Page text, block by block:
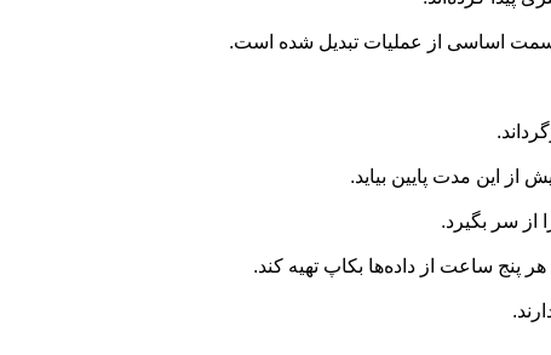
قسمت اساسی از عملیات تبدیل شده است.
از سر بگیرد.